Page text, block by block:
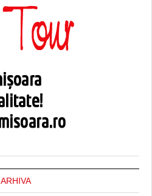
ARHIVA